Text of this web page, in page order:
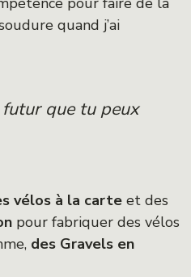
quand j’ai
que tu peux
vélos à la carte et des
pour fabriquer des vélos
des Gravels en